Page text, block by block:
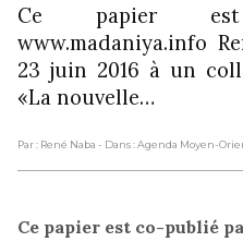
Ce papier
www.madaniya.info
23 juin 2016 à un
«La nouvelle…
Par : René Naba - Dans : Agenda Moyen-
Ce papier est co-publié